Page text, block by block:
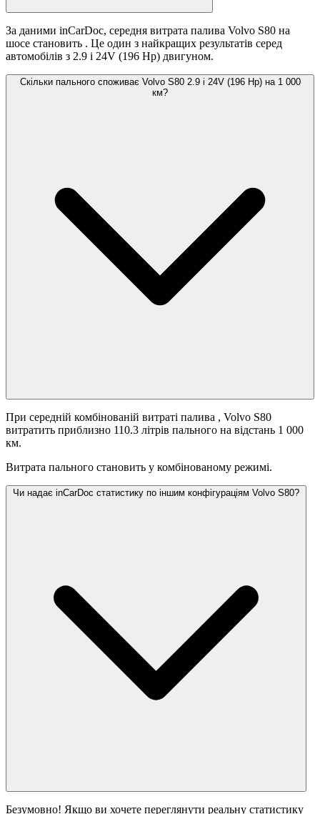
За даними inCarDoc, середня витрата палива Volvo S80 на
шосе становить . Це один з найкращих результатів серед
автомобілів з 2.9 i 24V (196 Hp) двигуном.
Скільки пального споживає Volvo S80 2.9 i 24V (196 Hp) на 1 000
км?
При середній комбінованій витраті палива , Volvo S80
витратить приблизно 110.3 літрів пального на відстань 1 000
км.
Витрата пального становить у комбінованому режимі.
Чи надає inCarDoc статистику по іншим конфігураціям Volvo S80?
Безумовно! Якщо ви хочете переглянути реальну статистику